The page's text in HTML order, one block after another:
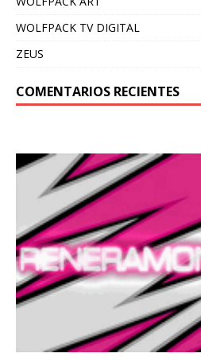
WOLFPACK TV DIGITAL
ZEUS
COMENTARIOS RECIENTES